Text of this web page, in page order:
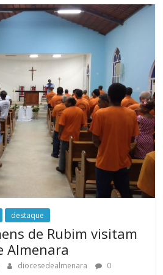
destaque
de Rubim visitam
Almenara
diocesedealmenara
0